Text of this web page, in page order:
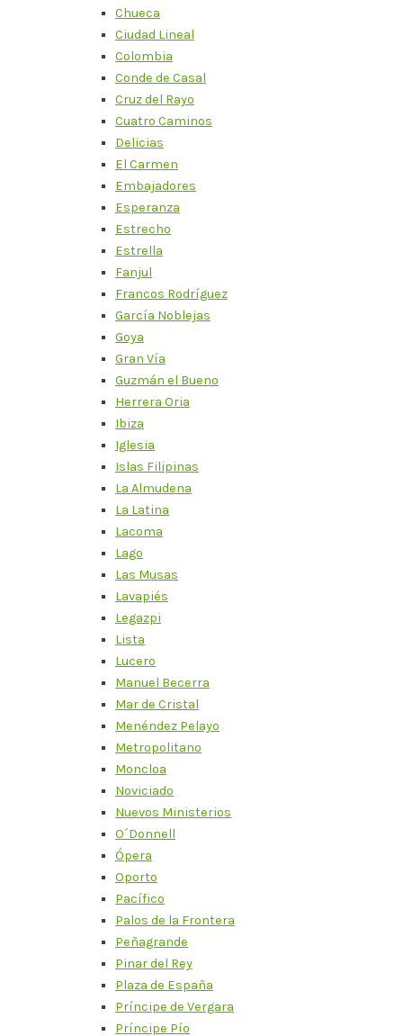
Chueca
Ciudad Lineal
Colombia
Conde de Casal
Cruz del Rayo
Cuatro Caminos
Delicias
El Carmen
Embajadores
Esperanza
Estrecho
Estrella
Fanjul
Francos Rodríguez
García Noblejas
Goya
Gran Vía
Guzmán el Bueno
Herrera Oria
Ibiza
Iglesia
Islas Filipinas
La Almudena
La Latina
Lacoma
Lago
Las Musas
Lavapiés
Legazpi
Lista
Lucero
Manuel Becerra
Mar de Cristal
Menéndez Pelayo
Metropolitano
Moncloa
Noviciado
Nuevos Ministerios
O´Donnell
Ópera
Oporto
Pacífico
Palos de la Frontera
Peñagrande
Pinar del Rey
Plaza de España
Príncipe de Vergara
Príncipe Pío